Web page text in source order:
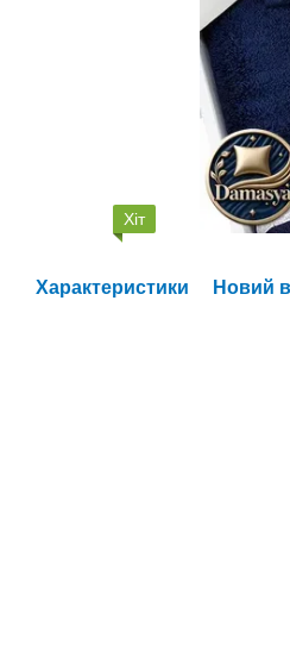
Хіт
Характеристики Новий